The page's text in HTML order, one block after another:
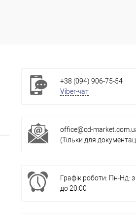
+38 (094) 906-75-54
Viber-чат
office@cd-
(Тільки для
Графік роботи: Пн-Нд:
до 20:00